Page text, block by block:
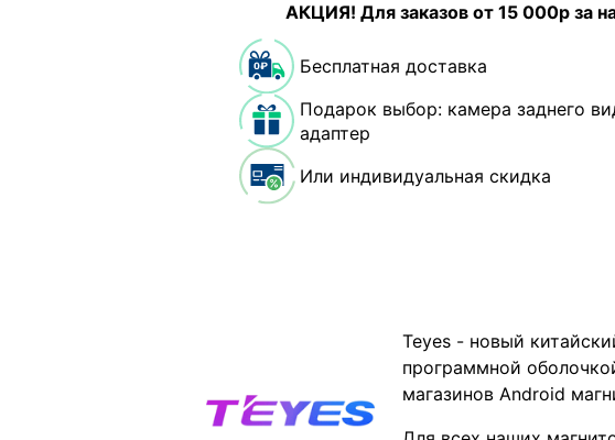
АКЦИЯ! Для заказов от 15 000р за
Бесплатная доставка
Подарок выбор: камера заднего
адаптер
Или индивидуальная скидка
Teyes - новый
программной
магазинов Android